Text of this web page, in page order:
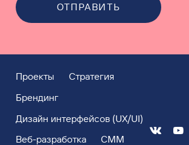
ОТПРАВИТЬ
Проекты
Стратегия
Брендинг
Дизайн интерфейсов (UX/UI)
Веб-разработка
СММ